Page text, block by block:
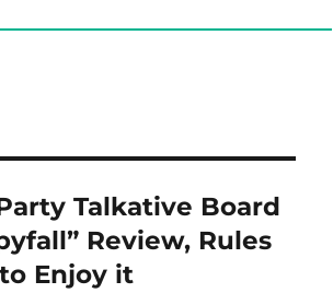
Talkative Board
Review, Rules
Enjoy it